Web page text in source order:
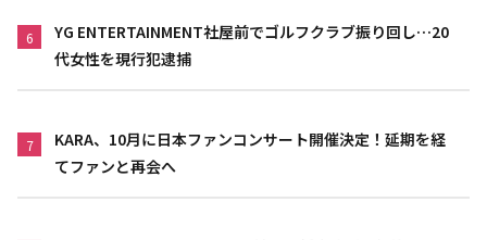
6
YG ENTERTAINMENT社屋前でゴルフクラブ振り回し…20
代女性を現行犯逮捕
7
KARA、10月に日本ファンコンサート開催決定！延期を経
てファンと再会へ